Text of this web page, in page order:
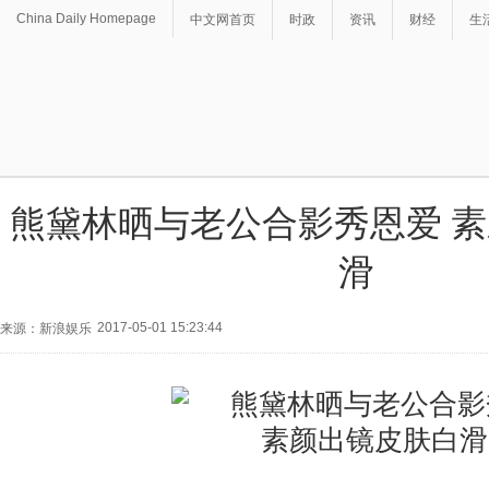
China Daily Homepage 中文网首页 时政 资讯 财经 生
熊黛林晒与老公合影秀恩爱
滑
来源：新浪娱乐 2017-05-01 15:23:44